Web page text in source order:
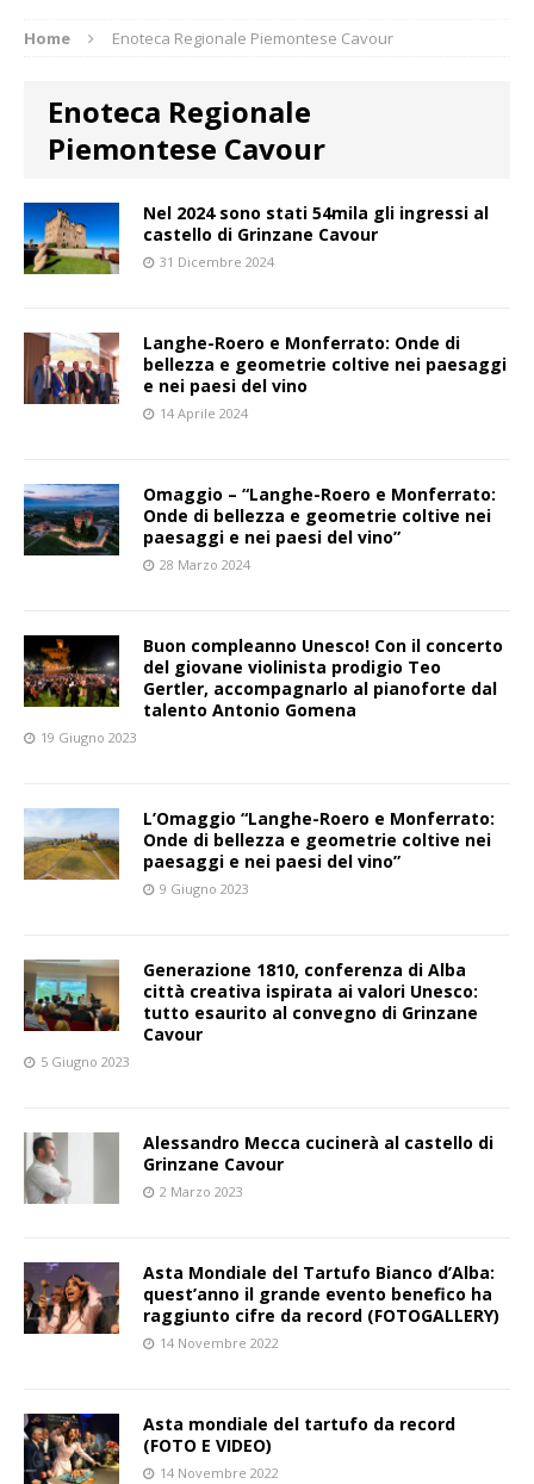
Home Enoteca Regionale Piemontese Cavour
Enoteca Regionale
Piemontese Cavour
Nel 2024 sono stati 54mila gli ingressi al
castello di Grinzane Cavour
31 Dicembre 2024
Langhe-Roero e Monferrato: Onde di
bellezza e geometrie coltive nei paesaggi
e nei paesi del vino
14 Aprile 2024
Omaggio – “Langhe-Roero e Monferrato:
Onde di bellezza e geometrie coltive nei
paesaggi e nei paesi del vino”
28 Marzo 2024
Buon compleanno Unesco! Con il concerto
del giovane violinista prodigio Teo
Gertler, accompagnarlo al pianoforte dal
talento Antonio Gomena
19 Giugno 2023
L’Omaggio “Langhe-Roero e Monferrato:
Onde di bellezza e geometrie coltive nei
paesaggi e nei paesi del vino”
9 Giugno 2023
Generazione 1810, conferenza di Alba
città creativa ispirata ai valori Unesco:
tutto esaurito al convegno di Grinzane
Cavour
5 Giugno 2023
Alessandro Mecca cucinerà al castello di
Grinzane Cavour
2 Marzo 2023
Asta Mondiale del Tartufo Bianco d’Alba:
quest’anno il grande evento benefico ha
raggiunto cifre da record (FOTOGALLERY)
14 Novembre 2022
Asta mondiale del tartufo da record
(FOTO E VIDEO)
14 Novembre 2022